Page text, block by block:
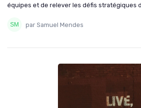
équipes et de relever les défis stratégiques
par Samuel Mendes